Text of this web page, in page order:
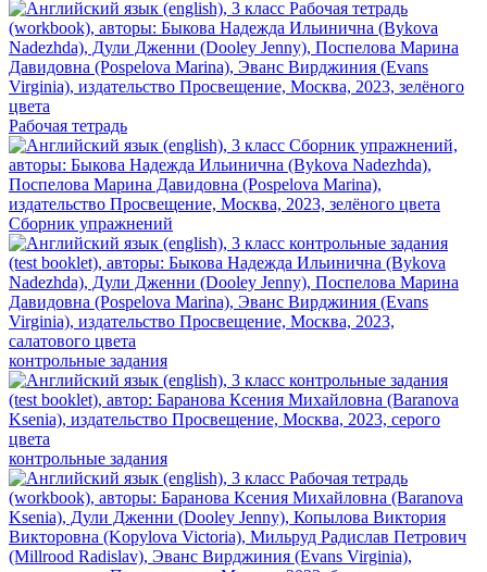
Рабочая тетрадь
Сборник упражнений
контрольные задания
контрольные задания